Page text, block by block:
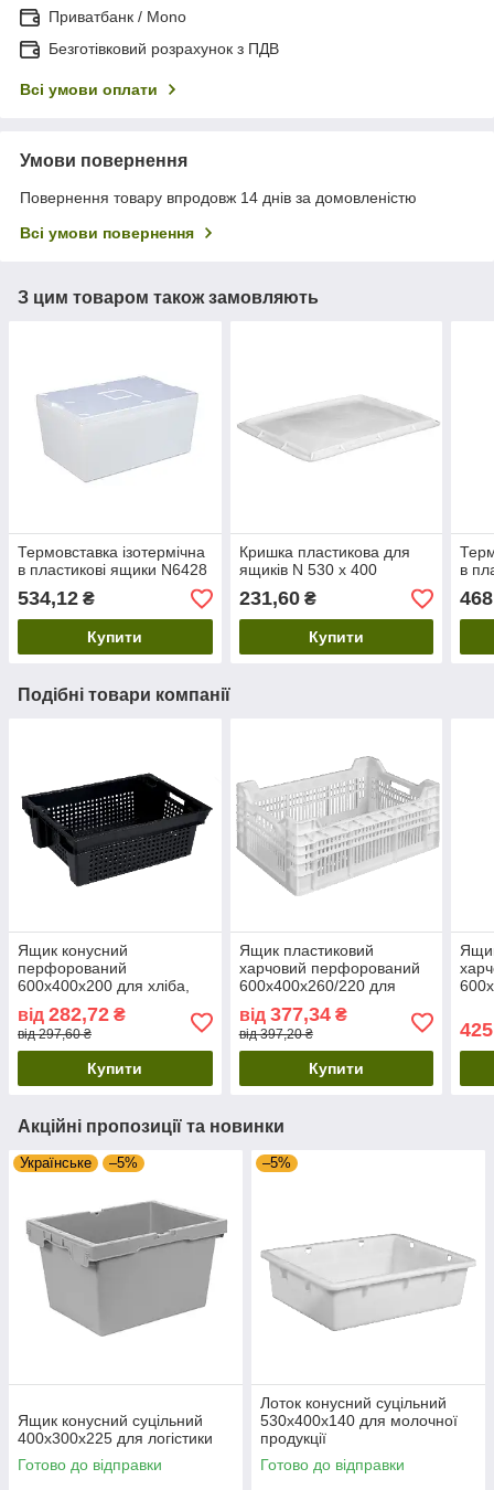
Приватбанк / Mono
Безготівковий розрахунок з ПДВ
Всі умови оплати
Умови повернення
Повернення товару впродовж 14 днів за домовленістю
Всі умови повернення
З цим товаром також замовляють
Термовставка ізотермічна
в пластикові ящики N6428
534,12 ₴
Купити
Кришка пластикова для
ящиків N 530 х 400
231,60₴
Купити
в
Подібні товари компанії
Ящик конусний
перфорований
600х400х200 для хліба,
від 282,72 ₴
від 297,60 ₴
Купити
Ящик пластиковий
харчовий перфорований
600х400х260/220 для
від 377,34₴
від 397,20 ₴
Купити
Акційні пропозиції та новинки
Українське –5%
Ящик конусний суцільний
400х300х225 для логістики
Готово до відправки
–5%
Лоток конусний суцільний
530х400х140 для молочної
продукції
Готово до відправки